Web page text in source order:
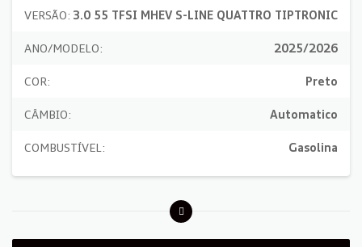
VERSÃO: 3.0 55 TFSI MHEV S-LINE QUATTRO TIPTRONIC
ANO/MODELO: 2025/2026
COR: Preto
CÂMBIO: Automatico
COMBUSTÍVEL: Gasolina